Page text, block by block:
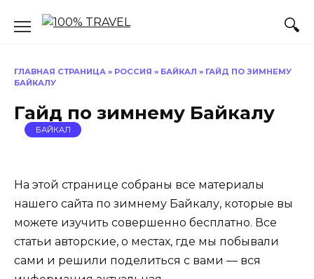
ГЛАВНАЯ СТРАНИЦА » РОССИЯ » БАЙКАЛ » ГАЙД ПО ЗИМНЕМУ
БАЙКАЛУ
Гайд по зимнему Байкалу
БАЙКАЛ
На этой странице собраны все материалы
нашего сайта по зимнему Байкалу, которые вы
можете изучить совершенно бесплатно. Все
статьи авторские, о местах, где мы побывали
сами и решили поделиться с вами — вся